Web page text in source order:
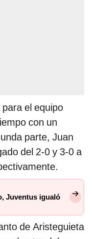
el equipo
con un
parte, Juan
del 2-0 y 3-0 a
Juventus igualó
de Aristeguieta